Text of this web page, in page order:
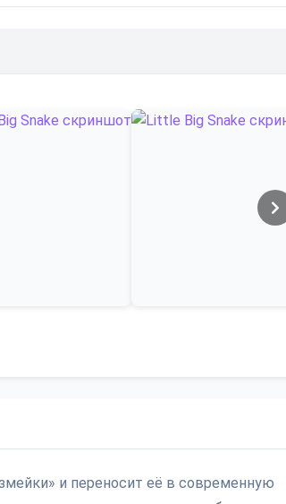
и переносит её в современную